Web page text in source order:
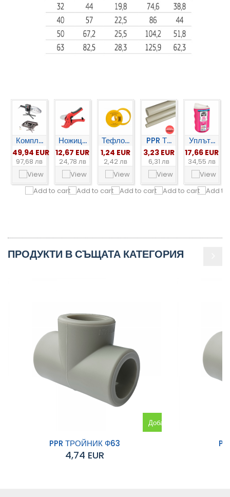
Компл...
49,94 EUR
97,68 лв
Ножиц...
12,67 EUR
24,78 лв
Тефло...
1,24 EUR
2,42 лв
PPR Т...
3,23 EUR
6,31 лв
Уплът...
17,66 EUR
34,55 лв
ПРОДУКТИ В СЪЩАТА КАТЕГОРИЯ
Добавяне
PPR ТРОЙНИК Ф63
4,74 EUR